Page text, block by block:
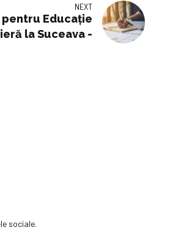
NEXT
Educație
la Suceava -
sociale.